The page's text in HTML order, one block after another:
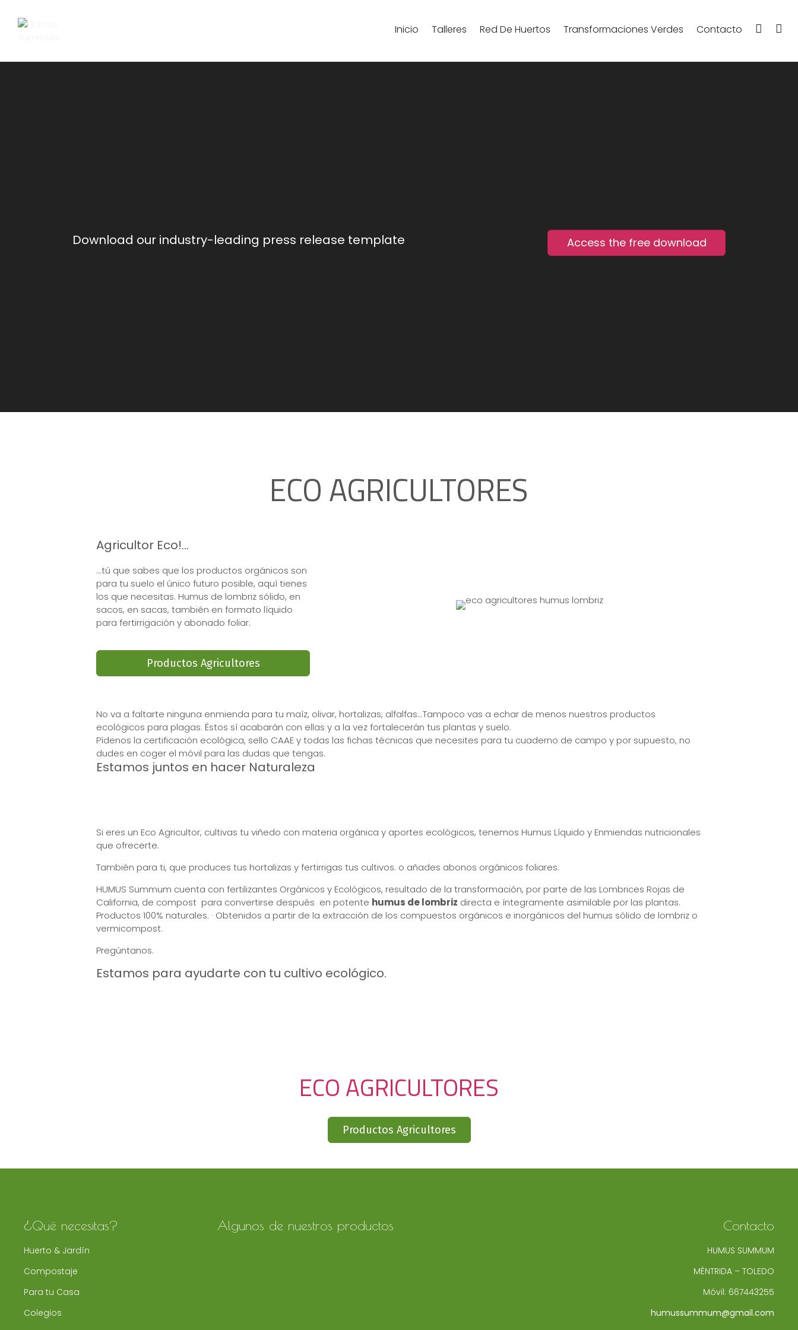
Inicio Talleres Red De Huertos Transformaciones Verdes Contacto
Download our industry-leading press release template Access the free download
ECO AGRICULTORES
Agricultor Eco!...
...tú que sabes que los productos orgánicos son
para tu suelo el único futuro posible, aquí tienes
los que necesitas. Humus de lombriz sólido, en
sacos, en sacas, también en formato líquido
para fertirrigación y abonado foliar.
Productos Agricultores
No va a faltarte ninguna enmienda para tu maíz, olivar, hortalizas, alfalfas...Tampoco vas a echar de menos nuestros productos
ecológicos para plagas. Éstos sí acabarán con ellas y a la vez fortalecerán tus plantas y suelo.
Pídenos la certificación ecológica, sello CAAE y todas las fichas técnicas que necesites para tu cuaderno de campo y por supuesto, no
dudes en coger el móvil para las dudas que tengas.
Estamos juntos en hacer Naturaleza
Si eres un Eco Agricultor, cultivas tu viñedo con materia orgánica y aportes ecológicos, tenemos Humus Líquido y Enmiendas nutricionales
que ofrecerte.
También para ti, que produces tus hortalizas y fertirrigas tus cultivos. o añades abonos orgánicos foliares.
HUMUS Summum cuenta con fertilizantes Orgánicos y Ecológicos, resultado de la transformación, por parte de las Lombrices Rojas de
California, de compost para convertirse después en potente humus de lombriz directa e íntegramente asimilable por las plantas.
Productos 100% naturales. · Obtenidos a partir de la extracción de los compuestos orgánicos e inorgánicos del humus sólido de lombriz o
vermicompost.
Pregúntanos.
Estamos para ayudarte con tu cultivo ecológico.
ECO AGRICULTORES
Productos Agricultores
¿Qué necesitas?
Huerto & Jardín
Compostaje
Para tu Casa
Colegios
Algunos de nuestros productos Contacto
HUMUS SUMMUM
MÉNTRIDA – TOLEDO
Móvil: 667443255
humussummum@gmail.com